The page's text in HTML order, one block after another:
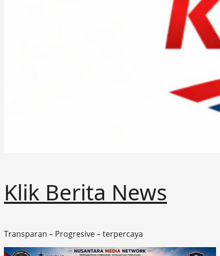
Klik Berita News
Transparan – Progresive – terpercaya